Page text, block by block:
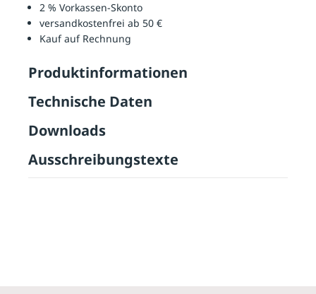
2 % Vorkassen-Skonto
versandkostenfrei ab 50 €
Kauf auf Rechnung
Produktinformationen
Technische Daten
Downloads
Ausschreibungstexte